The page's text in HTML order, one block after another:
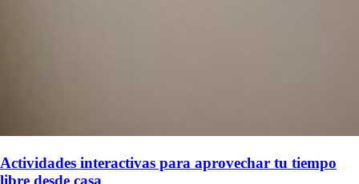
Actividades interactivas para aprovechar tu tiempo
libre desde casa